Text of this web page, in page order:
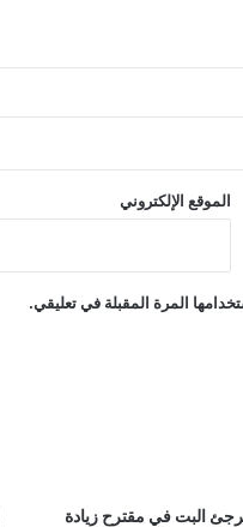
الموقع الإلكتروني
المرة المقبلة في تعليقي.
يرجئ البت في مقترح زيادة